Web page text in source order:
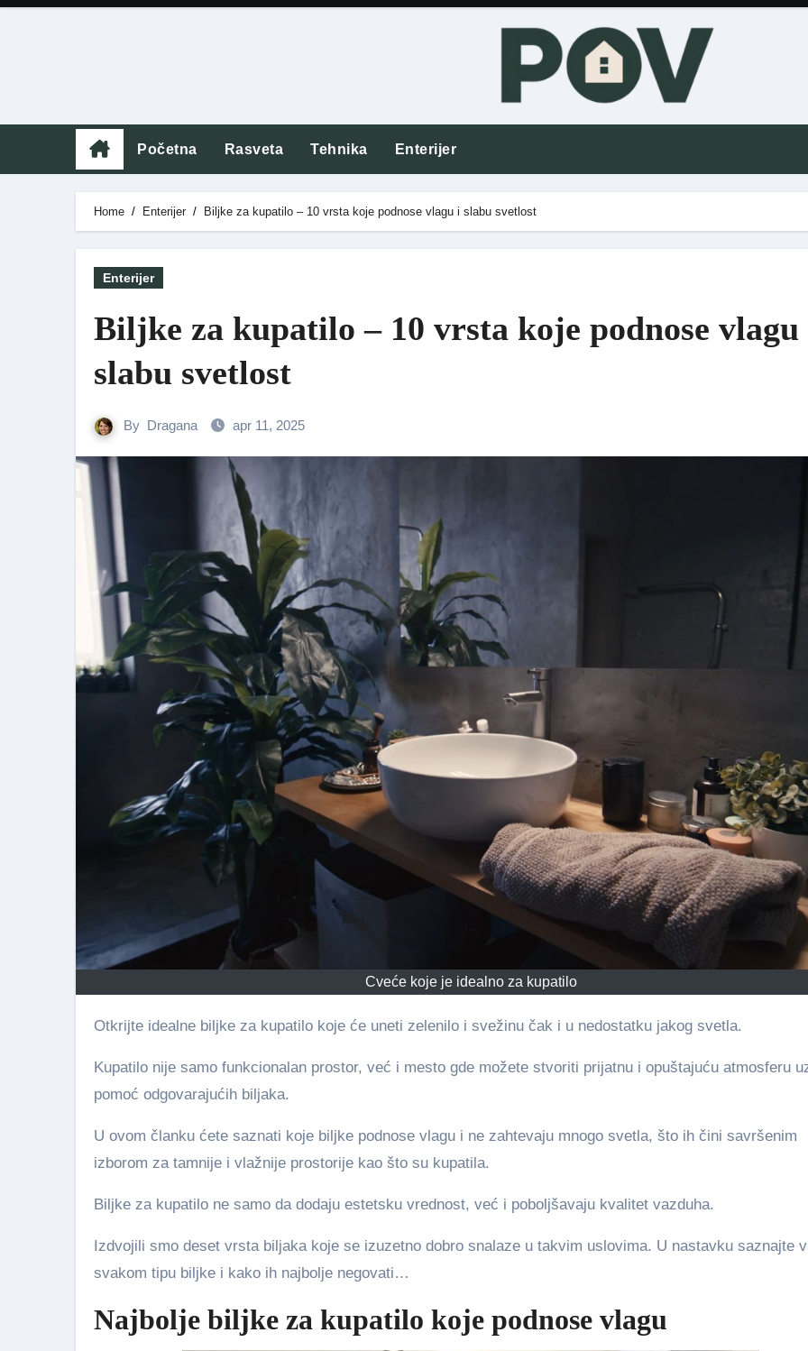
Skip
Početna Rasveta Tehnika Enterijer
Home Enterijer Biljke za kupatilo – 10 vrsta koje podnose vlagu i slabu svetlost
Enterijer
Biljke za kupatilo – 10 vrsta koje podnose vlagu
slabu svetlost
By Dragana apr 11, 2025
Cveće koje je idealno za kupatilo
Otkrijte idealne biljke za kupatilo koje će uneti zelenilo i svežinu čak i u nedostatku jakog svetla.
Kupatilo nije samo funkcionalan prostor, već i mesto gde možete stvoriti prijatnu i opuštajuću atmosferu
pomoć odgovarajućih biljaka.
U ovom članku ćete saznati koje biljke podnose vlagu i ne zahtevaju mnogo svetla, što ih čini savršenim
izborom za tamnije i vlažnije prostorije kao što su kupatila.
Biljke za kupatilo ne samo da dodaju estetsku vrednost, već i poboljšavaju kvalitet vazduha.
Izdvojili smo deset vrsta biljaka koje se izuzetno dobro snalaze u takvim uslovima. U nastavku saznajte
svakom tipu biljke i kako ih najbolje negovati…
Najbolje biljke za kupatilo koje podnose vlagu